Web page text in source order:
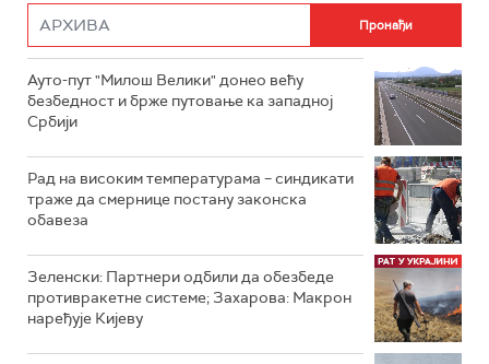
Ауто-пут "Милош Велики" донео већу
безбедност и брже путовање ка западној
Србији
Рад на високим температурама – синдикати
траже да смернице постану законска
обавеза
Зеленски: Партнери одбили да обезбеде
противракетне системе; Захарова: Макрон
наређује Кијеву